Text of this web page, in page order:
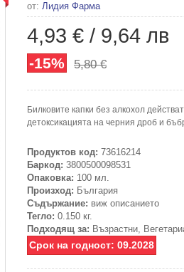
от: Лидия Фарма
4,93 € / 9,64 лв
-15% 5,80 €
Билковите капки без алкохол
детоксикацията на черния дроб и
Продуктов код: 73616214
Баркод: 3800500098531
Опаковка: 100 мл.
Произход: България
Съдържание: виж описанието
Тегло: 0.150 кг.
Подходящ за: Възрастни,
Срок на годност: 09.2028